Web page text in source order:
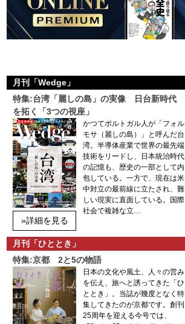
月刊「Wedge」
特集:台湾「麗しの島」の実像 日台新時代
を拓く「3つの視座」
»詳細を見る
かつてポルトガル人が「フォル
モサ（麗しの島）」と呼んだ台
湾。半導体産業で世界の最先端
技術をリードし、日本統治時代
の記憶も、歴史の一部として内
包している。一方で、現在は米
中対立の最前線に立たされ、難
しい現実に直面している。国際
社会で複雑な立…
月刊「ひととき」
特集:京都 2と5の物語
日本の文化や風土、人々の営み
を伝え、旅へと誘ってきた「ひ
ととき」。当誌が幾度となく特
集してきたのが京都です。創刊
25周年を迎える今号では、